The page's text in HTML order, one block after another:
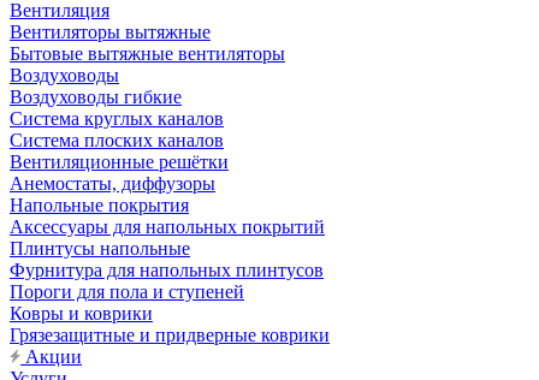
Вентиляция
Вентиляторы вытяжные
Бытовые вытяжные вентиляторы
Воздуховоды
Воздуховоды гибкие
Система круглых каналов
Система плоских каналов
Вентиляционные решётки
Анемостаты, диффузоры
Напольные покрытия
Аксессуары для напольных покрытий
Плинтусы напольные
Фурнитура для напольных плинтусов
Пороги для пола и ступеней
Ковры и коврики
Грязезащитные и придверные коврики
Акции